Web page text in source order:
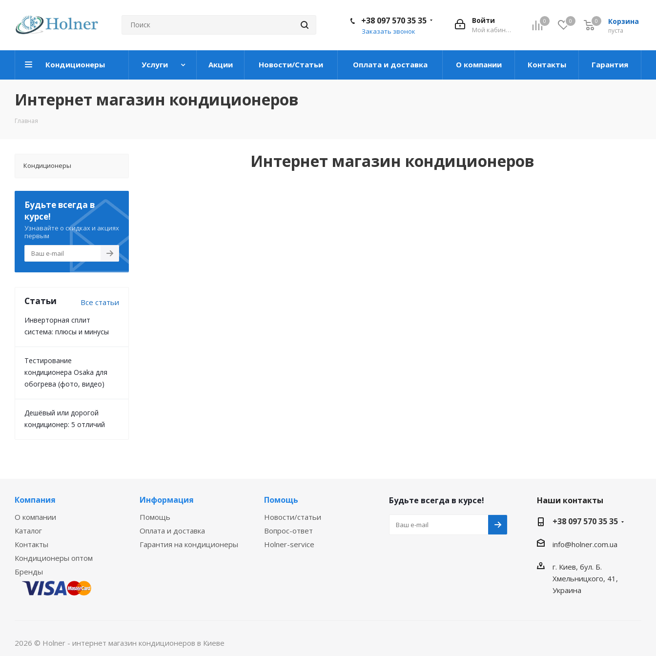
0 0 Корзина
пуста
0
Войти
Мой кабинет
+38 097 570 35 35
Заказать звонок
Кондиционеры Услуги Акции Новости/Статьи Оплата и доставка О компании Контакты Гарантия
Интернет магазин кондиционеров
Главная
Интернет магазин кондиционеров
Кондиционеры
Будьте всегда в
курсе!
Узнавайте о скидках и акциях
первым
Статьи Все статьи
Инверторная сплит
система: плюсы и минусы
Тестирование
кондиционера Osaka для
обогрева (фото, видео)
Дешёвый или дорогой
кондиционер: 5 отличий
Компания
О компании
Каталог
Контакты
Кондиционеры оптом
Бренды
Информация
Помощь
Оплата и доставка
Гарантия на кондиционеры
Помощь
Новости/статьи
Вопрос-ответ
Holner-service
Будьте всегда в курсе!
Наши контакты
+38 097 570 35 35
info@holner.com.ua
г. Киев, бул. Б.
Хмельницкого, 41,
Украина
2026 © Holner - интернет магазин кондиционеров в Киеве